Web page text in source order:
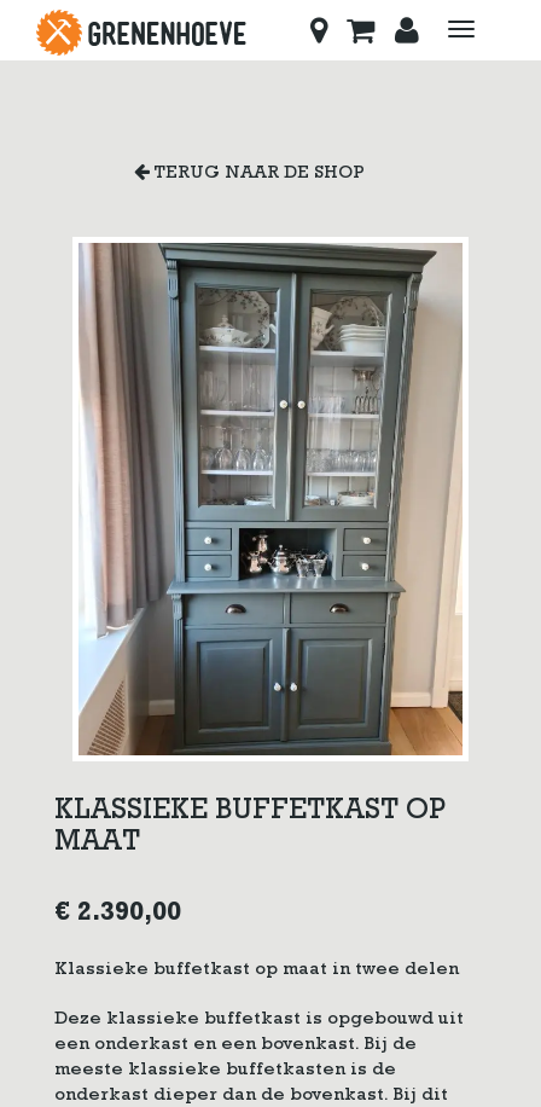
Toggle
TERUG NAAR DE SHOP
KLASSIEKE BUFFETKAST OP
MAAT
€ 2.390,00
Klassieke buffetkast op maat in twee delen
Deze klassieke buffetkast is opgebouwd uit
een onderkast en een bovenkast. Bij de
meeste klassieke buffetkasten is de
onderkast dieper dan de bovenkast. Bij dit